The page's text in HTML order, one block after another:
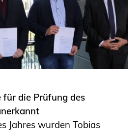
für die Prüfung des
Jahres wurden Tobias